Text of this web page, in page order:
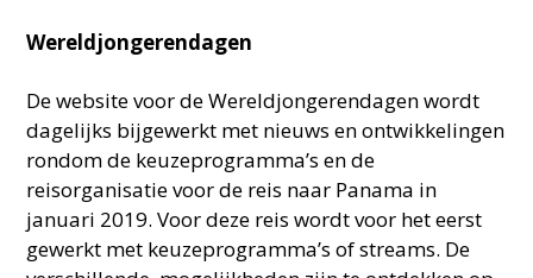
Wereldjongerendagen
De website voor de Wereldjongerendagen wordt
dagelijks bijgewerkt met nieuws en ontwikkelingen
rondom de keuzeprogramma’s en de
reisorganisatie voor de reis naar Panama in
januari 2019. Voor deze reis wordt voor het eerst
gewerkt met keuzeprogramma’s of streams. De